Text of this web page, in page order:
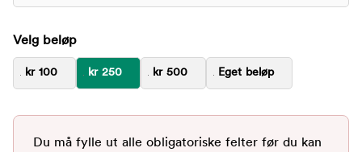
Velg beløp
kr 100 kr 250 kr 500 Eget beløp
Du må fylle ut alle obligatoriske felter før du kan